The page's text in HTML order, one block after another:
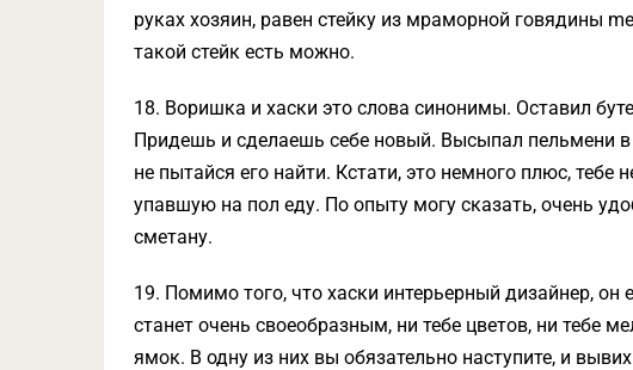
руках хозяин, равен стейку из мраморной говядины
такой стейк есть можно.
18. Воришка и хаски это слова синонимы. Оставил
Придешь и сделаешь себе новый. Высыпал пельмени
не пытайся его найти. Кстати, это немного плюс, тебе
упавшую на пол еду. По опыту могу сказать, очень
сметану.
19. Помимо того, что хаски интерьерный дизайнер,
станет очень своеобразным, ни тебе цветов, ни тебе
ямок. В одну из них вы обязательно наступите, и